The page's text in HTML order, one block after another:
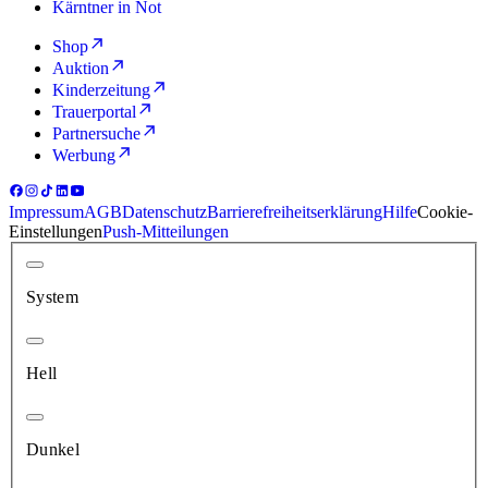
Kärntner in Not
Shop
Auktion
Kinderzeitung
Trauerportal
Partnersuche
Werbung
ImpressumAGBDatenschutzBarrierefreiheitserklärungHilfeCookie-
EinstellungenPush-Mitteilungen
System
Hell
Dunkel